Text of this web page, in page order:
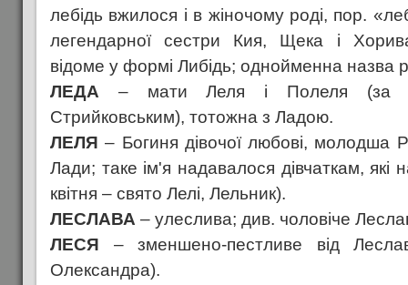
лебідь вжилося і в жіночому роді, пор.
легендарної сестри Кия, Щека і
відоме у формі Либідь; однойменна назва
ЛЕДА – мати Леля і Полеля (за
Стрийковським), тотожна з Ладою.
ЛЕЛЯ – Богиня дівочої любові, молодша
Лади; таке ім'я надавалося дівчаткам, які
квітня – свято Лелі, Лельник).
ЛЕСЛАВА – улеслива; див. чоловіче
ЛЕСЯ – зменшено-пестливе від
Олександра).